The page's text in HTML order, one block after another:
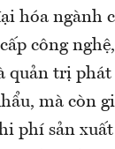
hóa ngành
công
quản trị
mà còn
phí sản